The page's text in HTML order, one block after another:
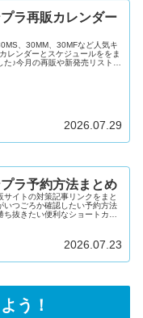
プラ再販カレンダー
、30MM、30MFなど人気キ
レンダーとスケジュールををま
た♪今月の再販や新発売リストを
2026.07.29
ラ予約方法まとめ
サイトの対策記事リンクをまと
いつごろか確認したい予約方法
ち抜きたい便利なショートカッ
通販難易度：低在庫量：多
庫量：多駿河屋難易度：中～高
2026.07.23
う！